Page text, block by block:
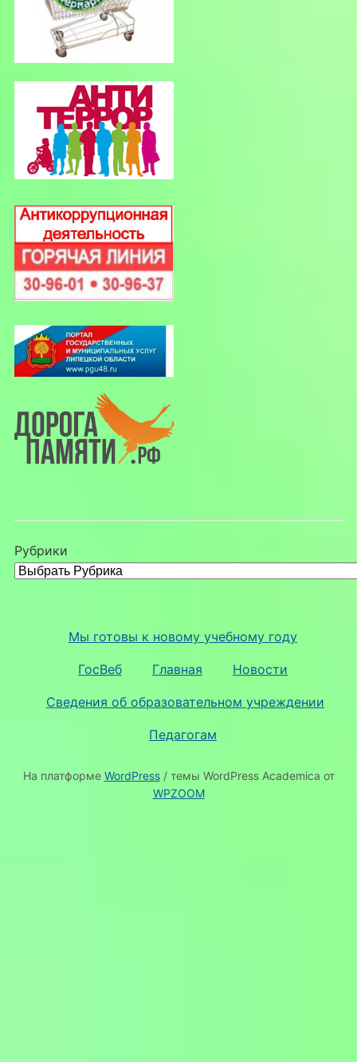
Рубрики
Мы готовы к новому учебному году
ГосВеб Главная Новости
Сведения об образовательном учреждении
Педагогам
На платформе WordPress/ темы WordPress Academica от
WPZOOM